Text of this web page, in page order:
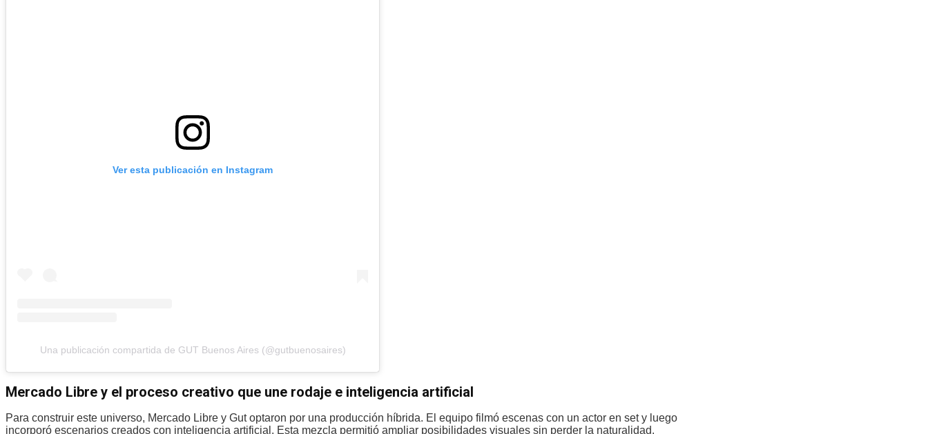
Ver esta publicación en Instagram
Una publicación compartida de GUT Buenos Aires (@gutbuenosaires)
Mercado Libre y el proceso creativo que une rodaje e inteligencia artificial
Para construir este universo, Mercado Libre y Gut optaron por una producción híbrida. El equipo filmó escenas con un actor en set y luego
incorporó escenarios creados con inteligencia artificial. Esta mezcla permitió ampliar posibilidades visuales sin perder la naturalidad.